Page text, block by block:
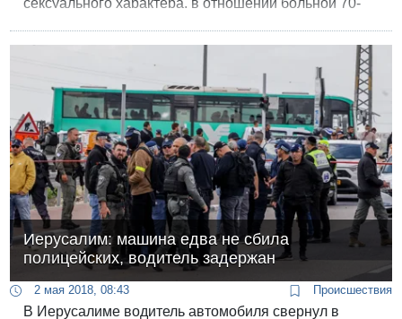
сексуального характера, в отношении больной 70-
Иерусалим: машина едва не сбила
полицейских, водитель задержан
2 мая 2018, 08:43 Происшествия
В Иерусалиме водитель автомобиля свернул в